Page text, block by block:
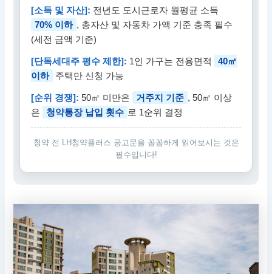
[소득 및 자산]: 전년도 도시근로자 월평균 소득
70% 이하 , 총자산 및 자동차 가액 기준 충족 필수
(세전 금액 기준)
[단독세대주 평수 제한]: 1인 가구는 전용면적
40㎡
이하
주택만 신청 가능
[순위 경쟁]: 50㎡ 미만은 거주지 기준 , 50㎡ 이상
은
청약통장 납입 횟수 로 1순위 결정
청약 전 LH청약플러스 공고문을 꼼꼼하게 읽어보시는 것은
필수입니다!